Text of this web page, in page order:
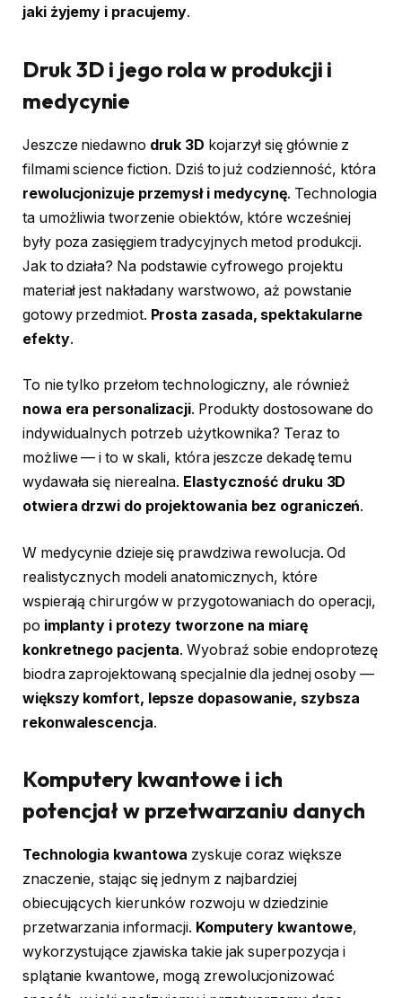
jaki żyjemy i pracujemy.
Druk 3D i jego rola w produkcji i
medycynie
Jeszcze niedawno druk 3D kojarzył się głównie z
filmami science fiction. Dziś to już codzienność, która
rewolucjonizuje przemysł i medycynę. Technologia
ta umożliwia tworzenie obiektów, które wcześniej
były poza zasięgiem tradycyjnych metod produkcji.
Jak to działa? Na podstawie cyfrowego projektu
materiał jest nakładany warstwowo, aż powstanie
gotowy przedmiot. Prosta zasada, spektakularne
efekty.
To nie tylko przełom technologiczny, ale również
nowa era personalizacji. Produkty dostosowane do
indywidualnych potrzeb użytkownika? Teraz to
możliwe — i to w skali, która jeszcze dekadę temu
wydawała się nierealna. Elastyczność druku 3D
otwiera drzwi do projektowania bez ograniczeń.
W medycynie dzieje się prawdziwa rewolucja. Od
realistycznych modeli anatomicznych, które
wspierają chirurgów w przygotowaniach do operacji,
po implanty i protezy tworzone na miarę
konkretnego pacjenta. Wyobraź sobie endoprotezę
biodra zaprojektowaną specjalnie dla jednej osoby —
większy komfort, lepsze dopasowanie, szybsza
rekonwalescencja.
Komputery kwantowe i ich
potencjał w przetwarzaniu danych
Technologia kwantowa zyskuje coraz większe
znaczenie, stając się jednym z najbardziej
obiecujących kierunków rozwoju w dziedzinie
przetwarzania informacji. Komputery kwantowe,
wykorzystujące zjawiska takie jak superpozycja i
splątanie kwantowe, mogą zrewolucjonizować